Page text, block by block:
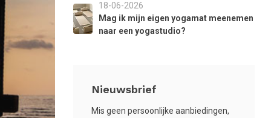
18-06-2026
Mag ik mijn eigen yogamat meenemen
naar een yogastudio?
Nieuwsbrief
Mis geen persoonlijke aanbiedingen,